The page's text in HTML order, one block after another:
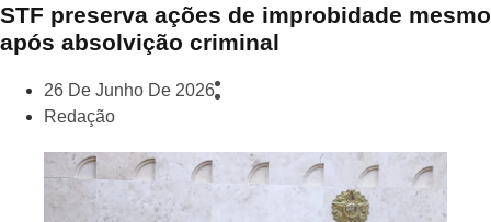
STF preserva ações de improbidade mesmo
após absolvição criminal
26 De Junho De 2026
Redação